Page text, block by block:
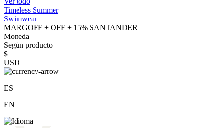
Timeless Summer
Swimwear
MARGOFF + OFF + 15% SANTANDER
Moneda
Según producto
$
USD
ES
EN